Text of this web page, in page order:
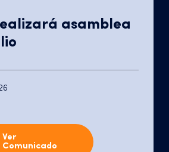
asamblea
Ver
Comunicado